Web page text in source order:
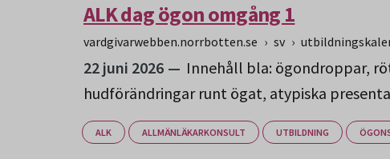
ALK dag ögon omgång 1
vardgivarwebben.norrbotten.se › sv ›
22 juni 2026
Innehåll bla: ögondroppar,
hudförändringar runt ögat, atypiska
ALK ALLMÄNLÄKARKONSULT UTBILDNING